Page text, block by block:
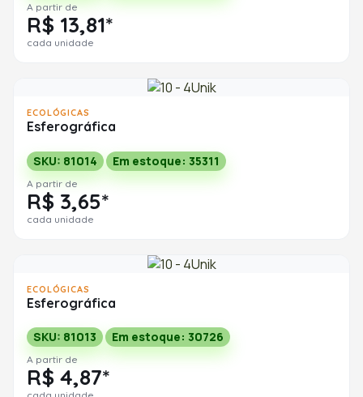
A partir de
R$ 13,81*
cada unidade
ECOLÓGICAS
Esferográfica
SKU: 81014 Em estoque: 35311
A partir de
R$ 3,65*
cada unidade
ECOLÓGICAS
Esferográfica
SKU: 81013 Em estoque: 30726
A partir de
R$ 4,87*